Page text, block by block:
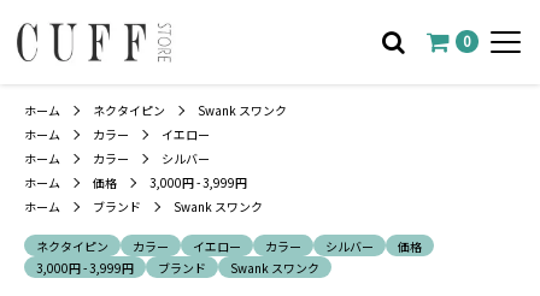
0
ホーム ネクタイピン
Swank スワンク
ホーム
カラー
イエロー
ホーム
カラー
シルバー
ホーム
価格
3,000円 - 3,999円
ホーム
ブランド Swank スワンク
ネクタイピン カラー イエロー カラー シルバー
価格
3,000円 - 3,999円
ブランド Swank スワンク